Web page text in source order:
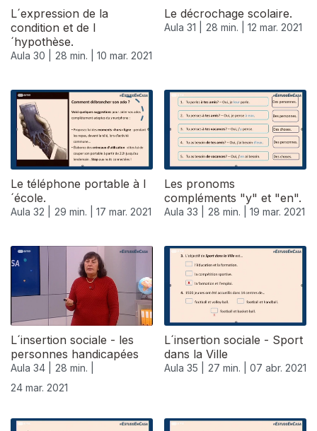
L´expression de la
condition et de l
´hypothèse.
Aula 30 | 28 min. | 10 mar. 2021
Le décrochage scolaire.
Aula 31 | 28 min. | 12 mar. 2021
Le téléphone portable à l
´école.
Aula 32 | 29 min. | 17 mar. 2021
Les pronoms
compléments "y" et "en".
Aula 33 | 28 min. | 19 mar. 2021
L´insertion sociale - les
personnes handicapées
Aula 34 |
28 min. |
24 mar. 2021
L´insertion sociale - Sport
dans la Ville
Aula 35 | 27 min. | 07 abr. 2021
535229